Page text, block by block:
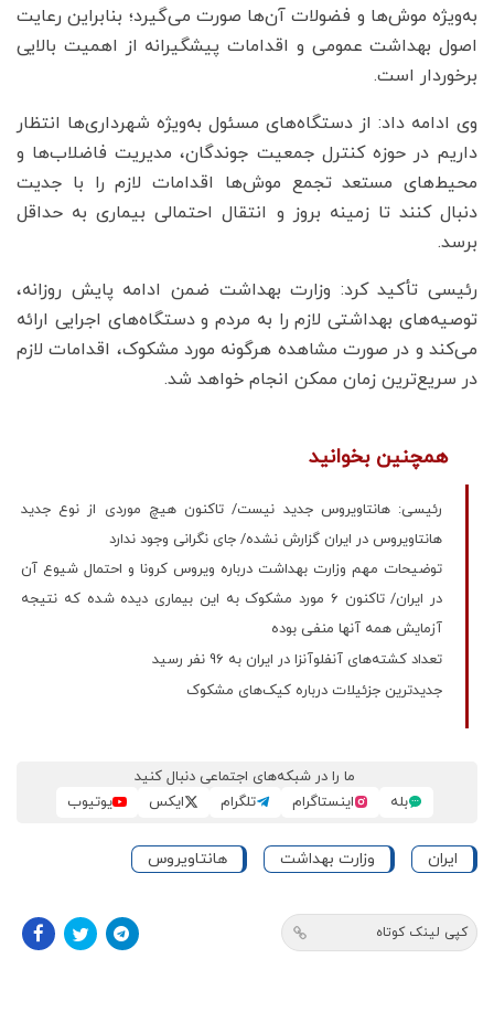
به‌ویژه موش‌ها و فضولات آن‌ها صورت می‌گیرد؛ بنابراین رعایت
اصول بهداشت عمومی و اقدامات پیشگیرانه از اهمیت بالایی
برخوردار است.
وی ادامه داد: از دستگاه‌های مسئول به‌ویژه شهرداری‌ها انتظار
داریم در حوزه کنترل جمعیت جوندگان، مدیریت فاضلاب‌ها و
محیط‌های مستعد تجمع موش‌ها اقدامات لازم را با جدیت
دنبال کنند تا زمینه بروز و انتقال احتمالی بیماری به حداقل
برسد.
رئیسی تأکید کرد: وزارت بهداشت ضمن ادامه پایش روزانه،
توصیه‌های بهداشتی لازم را به مردم و دستگاه‌های اجرایی ارائه
می‌کند و در صورت مشاهده هرگونه مورد مشکوک، اقدامات لازم
در سریع‌ترین زمان ممکن انجام خواهد شد.
همچنین بخوانید
رئیسی: هانتاویروس جدید نیست/ تاکنون هیچ موردی از نوع جدید
هانتاویروس در ایران گزارش نشده/ جای نگرانی وجود ندارد
توضیحات مهم وزارت بهداشت درباره ویروس کرونا و احتمال شیوع آن
در ایران/ تاکنون ۶ مورد مشکوک به این بیماری دیده شده که نتیجه
آزمایش همه آنها منفی بوده
تعداد کشته‌های آنفلوآنزا در ایران به 96 نفر رسید
جدیدترین جزئیلات درباره کیک‌های مشکوک
ما را در شبکه‌های اجتماعی دنبال کنید
بله
اینستاگرام تلگرام ایکس یوتیوب
ایران وزارت بهداشت هانتاویروس
کپی لینک کوتاه